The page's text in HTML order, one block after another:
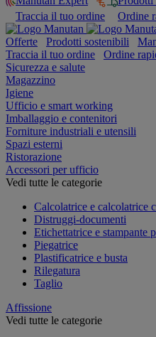
Traccia il tuo ordine
Ordine
Offerte Prodotti sostenibili
Traccia il tuo ordine
Ordine
Sicurezza e salute
Magazzino
Igiene
Ufficio e smart working
Imballaggio e contenitori
Forniture industriali e utensili
Spazi esterni
Ristorazione
Accessori per ufficio
Vedi tutte le categorie
Calcolatrice e calcolatrice
Distruggi-documenti
Etichettatrice e stampante
Piegatrice
Plastificatrice e busta
Rilegatura
Taglio
Affissione
Vedi tutte le categorie